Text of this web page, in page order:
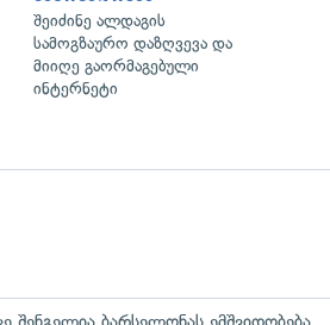
შეიძინე ალდაგის
სამოგზაურო დაზღვევა და
მიიღე გაორმაგებული
ინტერნეტი